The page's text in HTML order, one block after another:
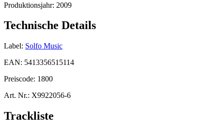
Produktionsjahr: 2009
Technische Details
Label: Solfo Music
EAN: 5413356515114
Preiscode: 1800
Art. Nr.: X9922056-6
Trackliste